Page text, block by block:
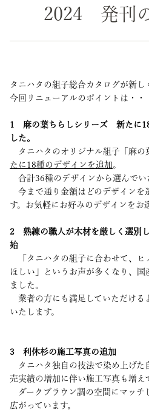
2024 発刊
タニハタの組子総合カタログが新し
今回リニューアルのポイントは・・
1 麻の葉ちらしシリーズ 新たに
した。
タニハタのオリジナル組子「麻の
たに18種のデザインを追加
合計36種のデザインから選んでい
今まで通り金額はどのデザインを
す。お気軽にお好みのデザインをお
2 熟練の職人が木材を厳しく選別
始
「タニハタの組子に合わせて、ヒ
ほしい」というお声が多くなり、国
ました。
業者の方にも満足していただける
いたします。
3 利休杉の施工写真の追加
タニハタ独自の技法で染め上げた
売実績の増加に伴い施工写真も増え
ダークブラウン調の空間にマッチ
広がっています。